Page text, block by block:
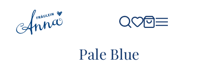
Pale Blue